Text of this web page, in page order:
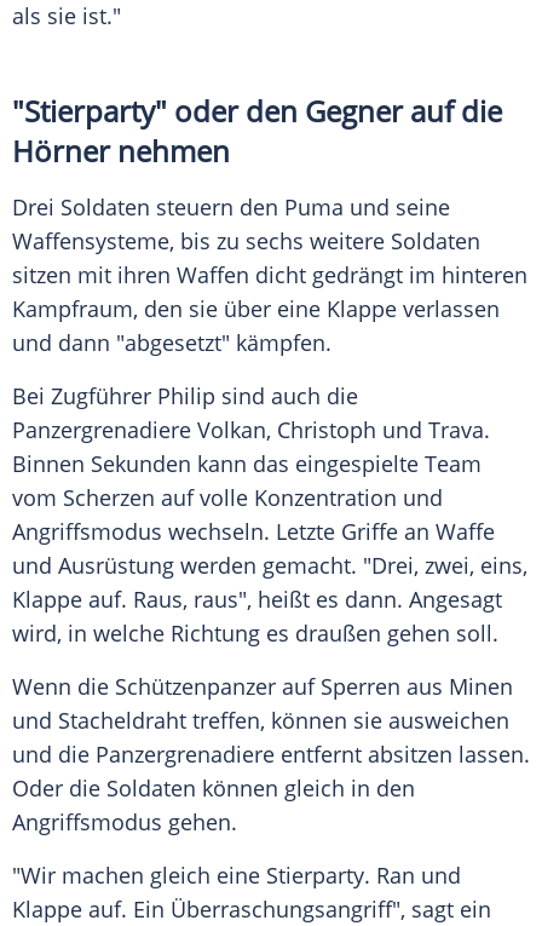
als sie ist."
"Stierparty" oder den Gegner auf die
Hörner nehmen
Drei Soldaten steuern den Puma und seine
Waffensysteme, bis zu sechs weitere Soldaten
sitzen mit ihren Waffen dicht gedrängt im hinteren
Kampfraum, den sie über eine Klappe verlassen
und dann "abgesetzt" kämpfen.
Bei Zugführer Philip sind auch die
Panzergrenadiere Volkan, Christoph und Trava.
Binnen Sekunden kann das eingespielte Team
vom Scherzen auf volle Konzentration und
Angriffsmodus wechseln. Letzte Griffe an Waffe
und Ausrüstung werden gemacht. "Drei, zwei, eins,
Klappe auf. Raus, raus", heißt es dann. Angesagt
wird, in welche Richtung es draußen gehen soll.
Wenn die Schützenpanzer auf Sperren aus Minen
und Stacheldraht treffen, können sie ausweichen
und die Panzergrenadiere entfernt absitzen lassen.
Oder die Soldaten können gleich in den
Angriffsmodus gehen.
"Wir machen gleich eine Stierparty. Ran und
Klappe auf. Ein Überraschungsangriff", sagt ein